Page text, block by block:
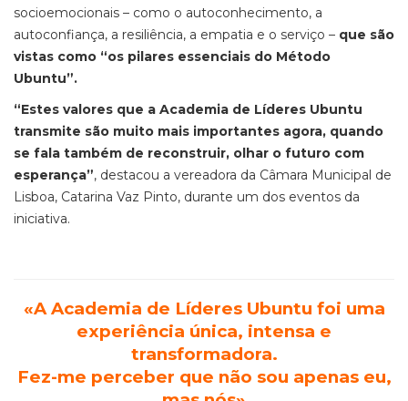
socioemocionais – como o autoconhecimento, a
autoconfiança, a resiliência, a empatia e o serviço – que são
vistas como “os pilares essenciais do Método
Ubuntu”.
“Estes valores que a Academia de Líderes Ubuntu
transmite são muito mais importantes agora, quando
se fala também de reconstruir, olhar o futuro com
esperança”, destacou a vereadora da Câmara Municipal de
Lisboa, Catarina Vaz Pinto, durante um dos eventos da
iniciativa.
«A Academia de Líderes Ubuntu foi uma
experiência única, intensa e
transformadora.
Fez-me perceber que não sou apenas eu,